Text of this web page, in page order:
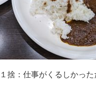
捨：仕事がくるしかった